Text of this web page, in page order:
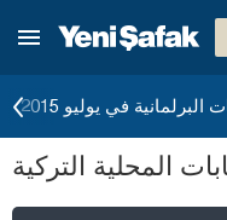
البرلمانية في يوليو 2015
المحلية التركية
قرشهير
قوجه ايلي
قونيا
كوتاهيا